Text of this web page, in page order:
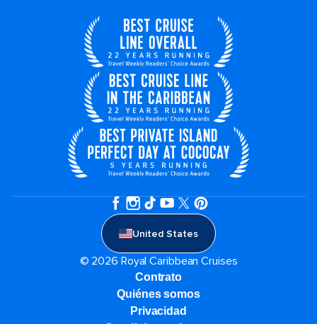
United States
© 2026 Royal Caribbean Cruises
Contrato
Quiénes somos
Privacidad